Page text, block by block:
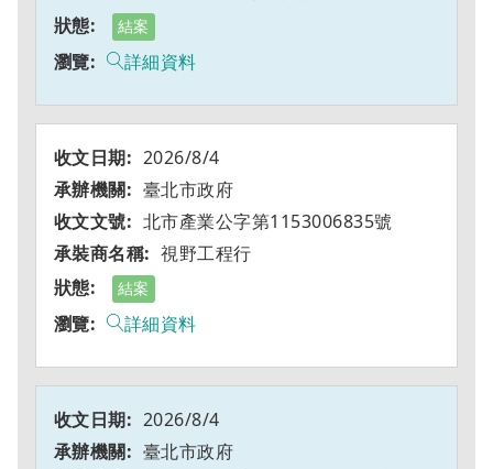
結案
詳細資料
2026/8/4
臺北市政府
北市產業公字第1153006835號
視野工程行
結案
詳細資料
2026/8/4
臺北市政府